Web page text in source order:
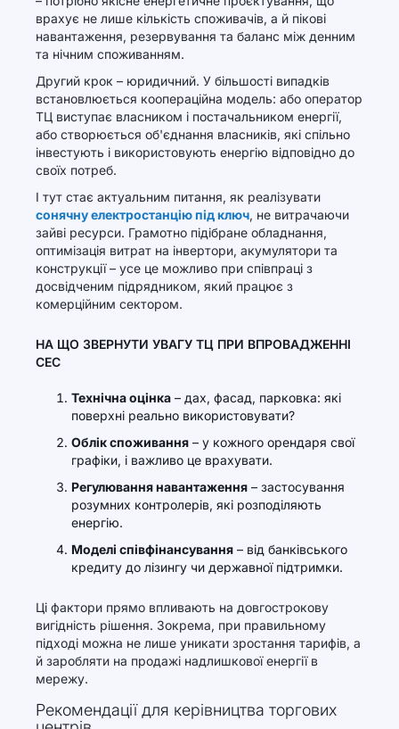
врахує не лише кількість споживачів, а й пікові
навантаження, резервування та баланс між денним
та нічним споживанням.
Другий крок – юридичний. У більшості випадків
встановлюється коопераційна модель: або оператор
ТЦ виступає власником і постачальником енергії,
або створюється об'єднання власників, які спільно
інвестують і використовують енергію відповідно до
своїх потреб.
І тут стає актуальним питання, як реалізувати
сонячну електростанцію під ключ, не витрачаючи
зайві ресурси. Грамотно підібране обладнання,
оптимізація витрат на інвертори, акумулятори та
конструкції – усе це можливо при співпраці з
досвідченим підрядником, який працює з
комерційним сектором.
НА ЩО ЗВЕРНУТИ УВАГУ ТЦ ПРИ ВПРОВАДЖЕННІ
СЕС
Технічна оцінка – дах, фасад, парковка: які
поверхні реально використовувати?
Облік споживання – у кожного орендаря свої
графіки, і важливо це врахувати.
Регулювання навантаження – застосування
розумних контролерів, які розподіляють
енергію.
Моделі співфінансування – від банківського
кредиту до лізингу чи державної підтримки.
Ці фактори прямо впливають на довгострокову
вигідність рішення. Зокрема, при правильному
підході можна не лише уникати зростання тарифів, а
й заробляти на продажі надлишкової енергії в
мережу.
Рекомендації для керівництва торгових